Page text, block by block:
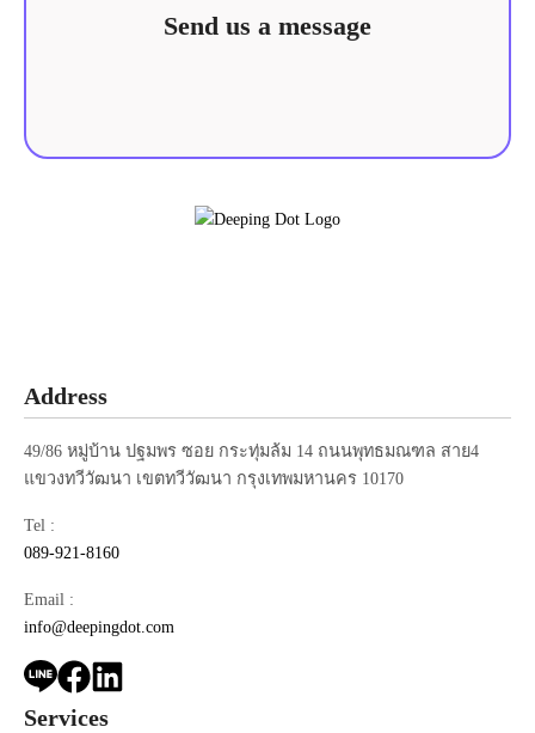
Send us a message
Address
49/86 หมู่บ้าน ปฐมพร ซอย กระทุ่มล้ม 14 ถนนพุทธมณฑล สาย4
แขวงทวีวัฒนา เขตทวีวัฒนา กรุงเทพมหานคร 10170
Tel :
089-921-8160
Email :
info@deepingdot.com
Services